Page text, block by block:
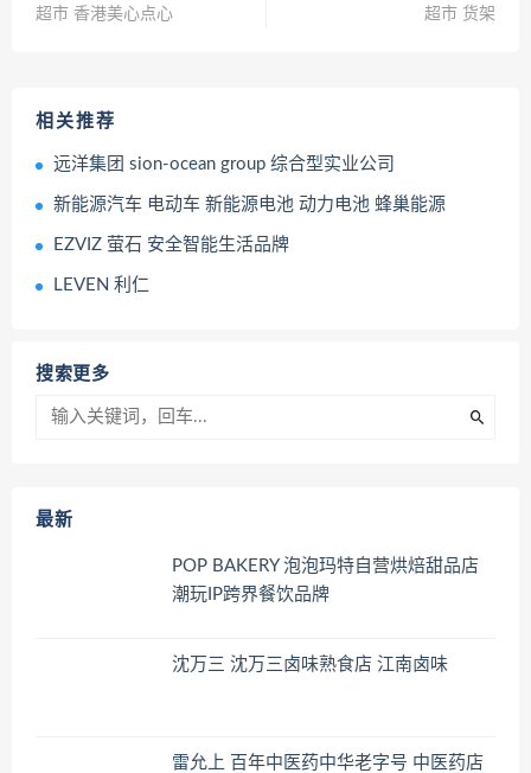
超市 香港美心点心
超市 货架
相关推荐
远洋集团 sion-ocean group 综合型实业公司
新能源汽车 电动车 新能源电池 动力电池 蜂巢能源
EZVIZ 萤石 安全智能生活品牌
LEVEN 利仁
搜索更多
最新
POP BAKERY 泡泡玛特自营烘焙甜品店
潮玩IP跨界餐饮品牌
沈万三 沈万三卤味熟食店 江南卤味
雷允上 百年中医药中华老字号 中医药店